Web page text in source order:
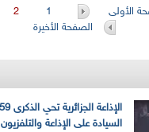
الأولى 1
2
الصفحة الأخيرة
السيادة على الإذاعة والتلفزيون